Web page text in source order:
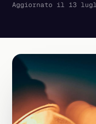
Aggiornato il 13